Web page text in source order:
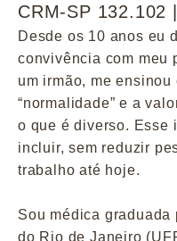
CRM-SP 132.102
Desde os 10 anos eu
convivência com meu
um irmão, me
“normalidade” e a
o que é diverso. Esse
incluir, sem reduzir
trabalho até hoje.
Sou médica graduada
do Rio de Janeiro